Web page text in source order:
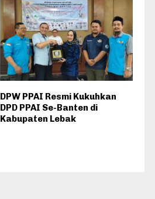
DPW PPAI Resmi Kukuhkan
DPD PPAI Se-Banten di
Kabupaten Lebak